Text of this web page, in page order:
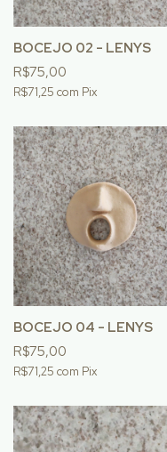
BOCEJO 02 - LENYS
R$75,00
R$71,25 com Pix
BOCEJO 04 - LENYS
R$75,00
R$71,25 com Pix